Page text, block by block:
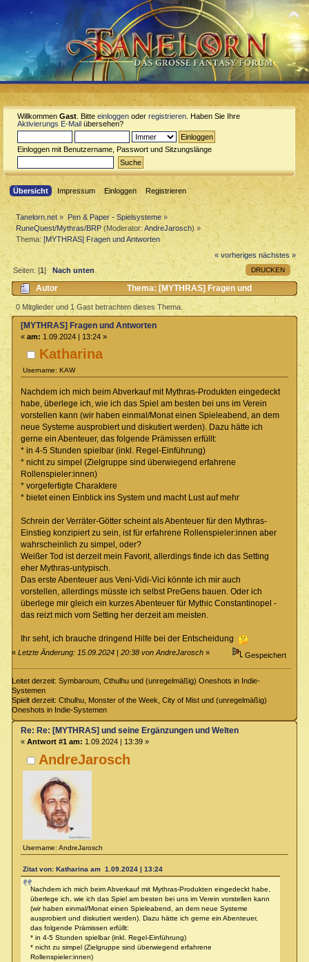
Willkommen Gast . Bitte einloggen oder registrieren . Haben Sie Ihre
Aktivierungs E-Mail übersehen?
Einloggen mit Benutzername, Passwort und Sitzungslänge
Übersicht Impressum Einloggen Registrieren
Tanelorn.net » Pen & Paper - Spielsysteme»
RuneQuest/Mythras/BRP (Moderator:AndreJarosch) »
Thema:[MYTHRAS] Fragen und Antworten
« vorheriges nächstes »
DRUCKEN
Seiten: [1] Nach unten
Autor
Thema: [MYTHRAS] Fragen und
Antworten (Gelesen 1175 mal)
0 Mitglieder und 1 Gast betrachten dieses Thema.
Katharina
Username: KAW
[MYTHRAS] Fragen und Antworten
« am: 1.09.2024 | 13:24 »
Nachdem ich mich beim Abverkauf mit Mythras-Produkten eingedeckt
habe, überlege ich, wie ich das Spiel am besten bei uns im Verein
vorstellen kann (wir haben einmal/Monat einen Spieleabend, an dem
neue Systeme ausprobiert und diskutiert werden). Dazu hätte ich
gerne ein Abenteuer, das folgende Prämissen erfüllt:
* in 4-5 Stunden spielbar (inkl. Regel-Einführung)
* nicht zu simpel (Zielgruppe sind überwiegend erfahrene
Rollenspieler:innen)
* vorgefertigte Charaktere
* bietet einen Einblick ins System und macht Lust auf mehr
Schrein der Verräter-Götter scheint als Abenteuer für den Mythras-
Einstieg konzipiert zu sein, ist für erfahrene Rollenspieler:innen aber
wahrscheinlich zu simpel, oder?
Weißer Tod ist derzeit mein Favorit, allerdings finde ich das Setting
eher Mythras-untypisch.
Das erste Abenteuer aus Veni-Vidi-Vici könnte ich mir auch
vorstellen, allerdings müsste ich selbst PreGens bauen. Oder ich
überlege mir gleich ein kurzes Abenteuer für Mythic Constantinopel -
das reizt mich vom Setting her derzeit am meisten.
Ihr seht, ich brauche dringend Hilfe bei der Entscheidung
«Letzte Änderung: 15.09.2024 | 20:38 von AndreJarosch » Gespeichert
Leitet derzeit: Symbaroum, Cthulhu und (unregelmäßig) Oneshots in Indie-
Systemen
Spielt derzeit: Cthulhu, Monster of the Week, City of Mist und (unregelmäßig)
Oneshots in Indie-Systemen
AndreJarosch
Username: AndreJarosch
Re: Re: [MYTHRAS] und seine Ergänzungen und Welten
« Antwort #1 am: 1.09.2024 | 13:39 »
Zitat von: Katharina am 1.09.2024 | 13:24
Nachdem ich mich beim Abverkauf mit Mythras-Produkten eingedeckt habe,
überlege ich, wie ich das Spiel am besten bei uns im Verein vorstellen kann
(wir haben einmal/Monat einen Spieleabend, an dem neue Systeme
ausprobiert und diskutiert werden). Dazu hätte ich gerne ein Abenteuer,
das folgende Prämissen erfüllt:
* in 4-5 Stunden spielbar (inkl. Regel-Einführung)
* nicht zu simpel (Zielgruppe sind überwiegend erfahrene
Rollenspieler:innen)